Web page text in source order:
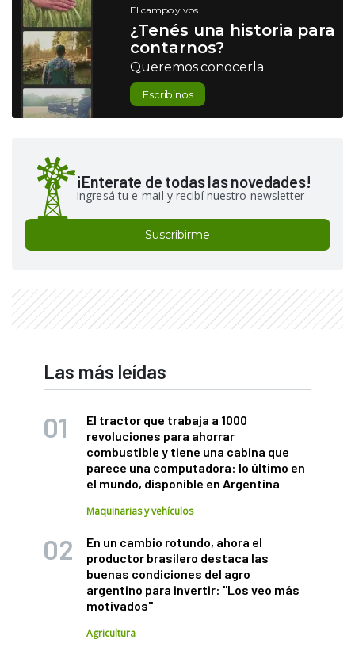
El campo y vos
¿Tenés una historia para
contarnos?
Queremos conocerla
Escribinos
¡Enterate de todas las novedades!
Ingresá tu e-mail y recibí nuestro newsletter
Suscribirme
Las más leídas
El tractor que trabaja a 1000
revoluciones para ahorrar
combustible y tiene una cabina que
parece una computadora: lo último en
el mundo, disponible en Argentina
Maquinarias y vehículos
En un cambio rotundo, ahora el
productor brasilero destaca las
buenas condiciones del agro
argentino para invertir: "Los veo más
motivados"
Agricultura